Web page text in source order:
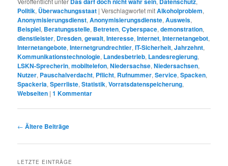
Politik, Überwachungsstaat |Verschlagwortet mitAlkoholproblem,
Anonymisierungsdienst,Anonymisierungsdienste,Ausweis,
Beispiel, Beratungsstelle, Betreten,Cyberspace,demonstration,
dienstleister, Dresden,gewalt,Interesse,Internet,Internetangebot,
Internetangebote,Internetgrundrechtler,IT-Sicherheit,Jahrzehnt,
Kommunikationstechnologie, Landesbetrieb, Landesregierung,
LSKN-Sprecherin,mobiltelefon,Niedersachse,Niedersachsen,
Nutzer, Pauschalverdacht, Pflicht, Rufnummer,Service,Spacken,
Spackeria,Sperrliste,Statistik,Vorratsdatenspeicherung,
Webseiten |1 Kommentar
Beitrags-
← Ältere Beiträge
LETZTE EINTRÄGE